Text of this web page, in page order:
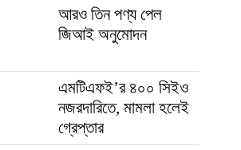
আরও তিন পণ্য পেল
জিআই অনুমোদন
এমটিএফই’র ৪০০ সিইও
নজরদারিতে, মামলা হলেই
গ্রেপ্তার